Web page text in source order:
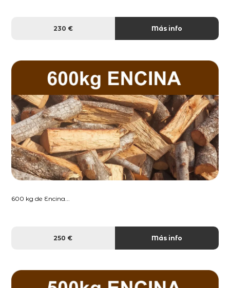
230 € Más info
600 kg de Encina...
250 € Más info